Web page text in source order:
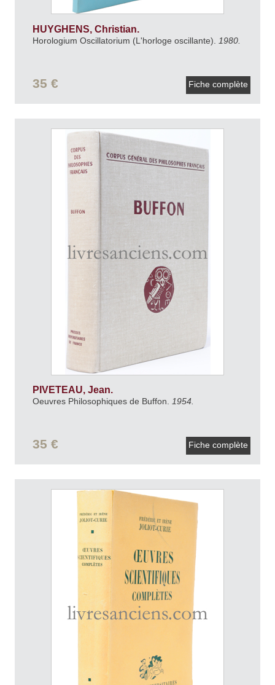
HUYGHENS, Christian.
Horologium Oscillatorium (L'horloge oscillante). 1980.
35 € Fiche complète
PIVETEAU, Jean.
Oeuvres Philosophiques de Buffon. 1954.
35 € Fiche complète